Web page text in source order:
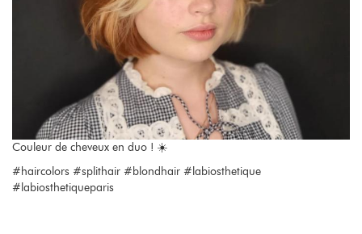
Couleur de cheveux en duo ! ☀️
#haircolors #splithair #blondhair #labiosthetique
#labiosthetiqueparis